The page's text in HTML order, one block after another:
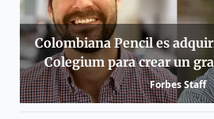
Colombiana Pencil es
Colegium para crear un
Forbes Staff